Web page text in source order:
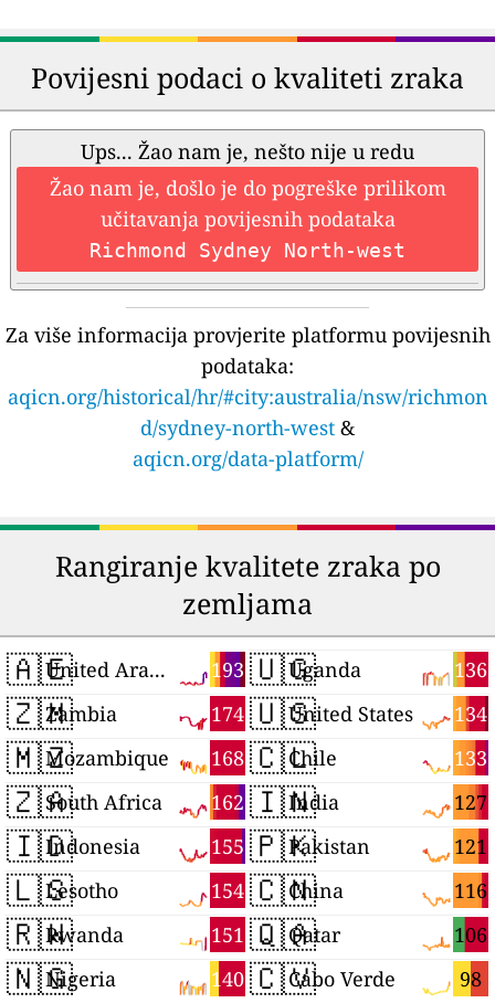
Povijesni podaci o kvaliteti zraka
Ups... Žao nam je, nešto nije u redu
Žao nam je, došlo je do pogreške prilikom
učitavanja povijesnih podataka
Richmond Sydney North-west
Za više informacija provjerite platformu povijesnih
podataka:
aqicn.org/historical/hr/#city:australia/nsw/richmon
d/sydney-north-west &
aqicn.org/data-platform/
Rangiranje kvalitete zraka po
zemljama
🇦🇪 193
United Arab Emirates
🇿🇲 174
Zambia
🇲🇿 168
Mozambique
🇿🇦 162
South Africa
🇮🇩 155
Indonesia
🇱🇸 154
Lesotho
🇷🇼 151
Rwanda
🇳🇬 140
Nigeria
🇺🇬 136
Uganda
🇺🇸 134
United States
🇨🇱 133
Chile
🇮🇳 127
India
🇵🇰 121
Pakistan
🇨🇳 116
China
🇶🇦 106
Qatar
🇨🇻 98
Cabo Verde